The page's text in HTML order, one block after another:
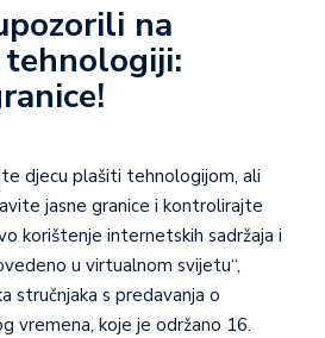
na
djecu plašiti tehnologijom, ali
jasne granice i kontrolirajte
korištenje internetskih sadržaja i
u virtualnom svijetu“,
stručnjaka s predavanja o
vremena, koje je održano 16.